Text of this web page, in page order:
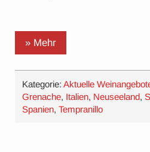
» Mehr
Kategorie:Aktuelle
Grenache, Italien, Neuseeland,
Spanien,Tempranillo